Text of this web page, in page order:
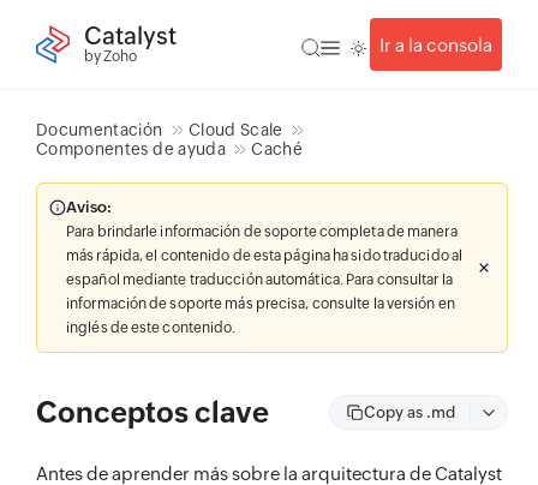
Catalyst
by Zoho
Ir a la consola
Documentación
Cloud Scale
Componentes de ayuda
Caché
Aviso:
Para brindarle información de soporte completa de manera
más rápida, el contenido de esta página ha sido traducido al
español mediante traducción automática. Para consultar la
información de soporte más precisa, consulte la versión en
inglés de este contenido.
Conceptos clave Copy as .md
Antes de aprender más sobre la arquitectura de Catalyst